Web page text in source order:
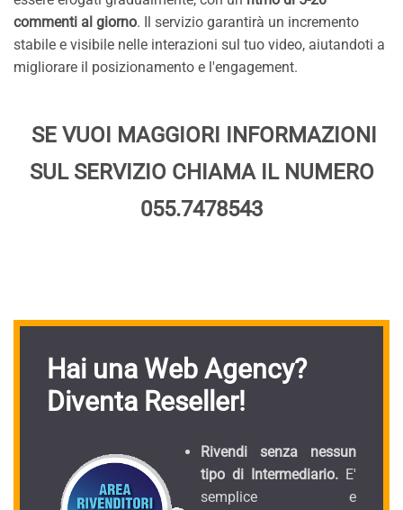
commenti al giorno. Il servizio garantirà un incremento
stabile e visibile nelle interazioni sul tuo video, aiutandoti a
migliorare il posizionamento e l'engagement.
SE VUOI MAGGIORI INFORMAZIONI
SUL SERVIZIO CHIAMA IL NUMERO
055.7478543
Hai una Web Agency?
Diventa Reseller!
Rivendi senza nessun
tipo di Intermediario. E'
semplice e